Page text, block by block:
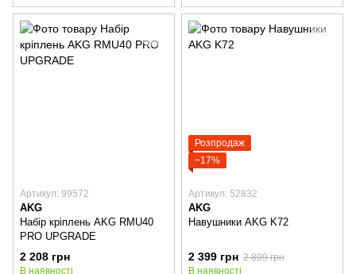
Артикул: 99572
AKG
Набір кріплень AKG RMU40
PRO UPGRADE
2 208 грн
В наявності
Розпродаж
−17%
Артикул: 52832
AKG
Навушники AKG K72
2 399 грн 2 899 грн
В наявності